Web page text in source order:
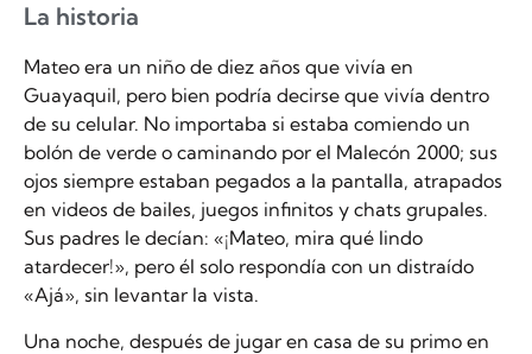
La historia
Mateo era un niño de diez años que vivía en
Guayaquil, pero bien podría decirse que vivía dentro
de su celular. No importaba si estaba comiendo un
bolón de verde o caminando por el Malecón 2000; sus
ojos siempre estaban pegados a la pantalla, atrapados
en videos de bailes, juegos infinitos y chats grupales.
Sus padres le decían: «¡Mateo, mira qué lindo
atardecer!», pero él solo respondía con un distraído
«Ajá», sin levantar la vista.
Una noche, después de jugar en casa de su primo en